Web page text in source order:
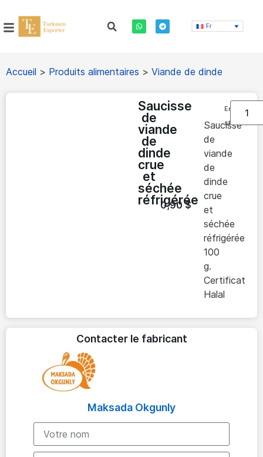
Fr
Accueil > Produits alimentaires > Viande de dinde
Saucisse
de
viande
de
dinde
crue
et
séchée
réfrigérée
0,90$
Saucisse
de
viande
de
dinde
crue
et
séchée
réfrigérée
100
g.
Certificat
Halal
En
stock
Contacter le fabricant
Maksada Okgunly